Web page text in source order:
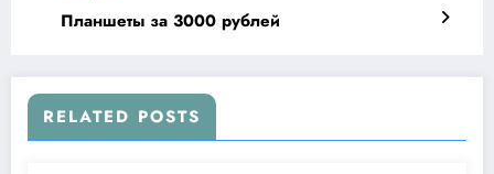
Планшеты за 3000 рублей
RELATED POSTS